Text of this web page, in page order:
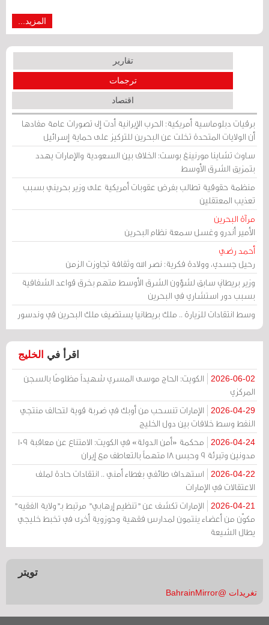
المزيد...
تقارير
ترجمات
اقتصاد
برقيات دبلوماسية أمريكية: الحرب الإيرانية أدت إلى تصورات عامة مفادها
أن الولايات المتحدة تخلت عن البحرين للتركيز على حماية إسرائيل
ساوث تشاينا مورنينغ بوست: الخلاف بين السعودية والإمارات يهدد
بتمزيق الشرق الأوسط
منظمة حقوقية تطالب بفرض عقوبات أمريكية على وزير بحريني بسبب
تعذيب المعتقلين
مرآة البحرين
الأمير أندرو وغسل سمعة نظام البحرين
أحمد رضي
رحيل جسدي، وولادة فكرية: نصر الله وثقافة تجاوزت الزمن
وزير بريطاني سابق لشؤون الشرق الأوسط متهم بخرق قواعد الشفافية
بسبب دور استشاري في البحرين
وسط انتقادات للزيارة .. ملك بريطانيا يستضيف ملك البحرين في وندسور
اقرأ في الخليج
2026-06-02
الكويت: الحاج موسى المسري شهيداً مظلومًا بالسجن
المركزي
2026-04-29
الإمارات تنسحب من أوبك في ضربة قوية لتحالف منتجي
النفط وسط خلافات بين دول الخليج
2026-04-24
محكمة «أمن الدولة» في الكويت: الامتناع عن معاقبة 109
مدونين وتبرئة 9 وحبس 18 متهماً بالتعاطف مع إيران
2026-04-22
استهداف طائفي بغطاء أمني .. انتقادات حادة لملف
الاعتقالات في الإمارات
2026-04-21
الإمارات تكشف عن "تنظيم إرهابي" مرتبط بـ"ولاية الفقيه"
مكوّن من أعضاء ينتمون لمدارس فقهية وحوزوية أخرى في تخبط خليجي
يطال الشيعة
تويتر
تغريدات @BahrainMirror